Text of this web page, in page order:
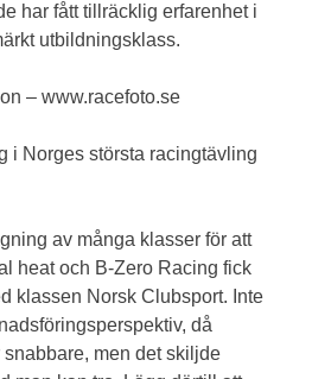
har fått tillräcklig erfarenhet i
utbildningsklass.
– www.racefoto.se
i Norges största racingtävling
av många klasser för att
heat och B-Zero Racing fick
klassen Norsk Clubsport. Inte
då
men det skiljde